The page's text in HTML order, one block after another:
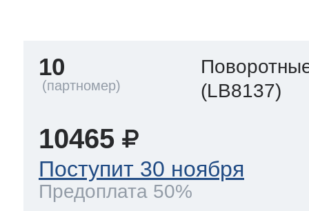
морозилок
холод.камер
10
(LB8137)
10465
Поступит 30 ноября
Предоплата 50%